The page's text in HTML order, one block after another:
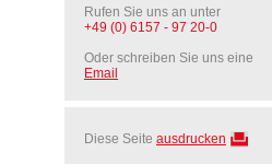
Rufen Sie uns an unter
+49 (0) 6157 - 97 20-0
Oder schreiben Sie uns eine
Email
Diese Seite ausdrucken